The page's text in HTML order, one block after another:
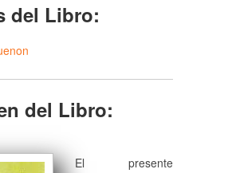
del Libro:
del Libro:
El presente